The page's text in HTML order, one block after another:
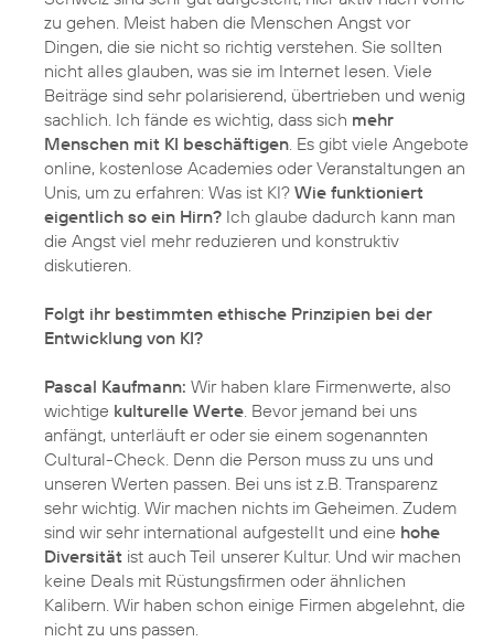
zu gehen. Meist haben die Menschen Angst vor
Dingen, die sie nicht so richtig verstehen. Sie sollten
nicht alles glauben, was sie im Internet lesen. Viele
Beiträge sind sehr polarisierend, übertrieben und wenig
sachlich. Ich fände es wichtig, dass sich mehr
Menschen mit KI beschäftigen. Es gibt viele Angebote
online, kostenlose Academies oder Veranstaltungen an
Unis, um zu erfahren: Was ist KI? Wie funktioniert
eigentlich so ein Hirn? Ich glaube dadurch kann man
die Angst viel mehr reduzieren und konstruktiv
diskutieren.
Folgt ihr bestimmten ethische Prinzipien bei der
Entwicklung von KI?
Pascal Kaufmann: Wir haben klare Firmenwerte, also
wichtige kulturelle Werte. Bevor jemand bei uns
anfängt, unterläuft er oder sie einem sogenannten
Cultural-Check. Denn die Person muss zu uns und
unseren Werten passen. Bei uns ist z.B. Transparenz
sehr wichtig. Wir machen nichts im Geheimen. Zudem
sind wir sehr international aufgestellt und eine hohe
Diversität ist auch Teil unserer Kultur. Und wir machen
keine Deals mit Rüstungsfirmen oder ähnlichen
Kalibern. Wir haben schon einige Firmen abgelehnt, die
nicht zu uns passen.